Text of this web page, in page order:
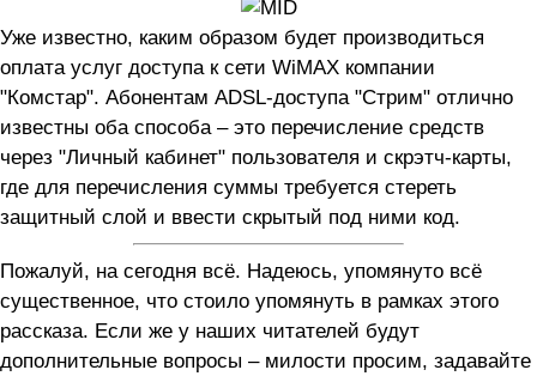
Уже известно, каким образом будет производиться
оплата услуг доступа к сети WiMAX компании
"Комстар". Абонентам ADSL-доступа "Стрим" отлично
известны оба способа – это перечисление средств
через "Личный кабинет" пользователя и скрэтч-карты,
где для перечисления суммы требуется стереть
защитный слой и ввести скрытый под ними код.
Пожалуй, на сегодня всё. Надеюсь, упомянуто всё
существенное, что стоило упомянуть в рамках этого
рассказа. Если же у наших читателей будут
дополнительные вопросы – милости просим, задавайте